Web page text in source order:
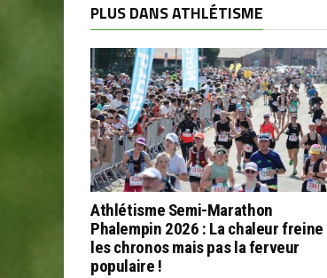
PLUS DANS ATHLÉTISME
Athlétisme Semi-Marathon
Phalempin 2026 : La chaleur freine
les chronos mais pas la ferveur
populaire !